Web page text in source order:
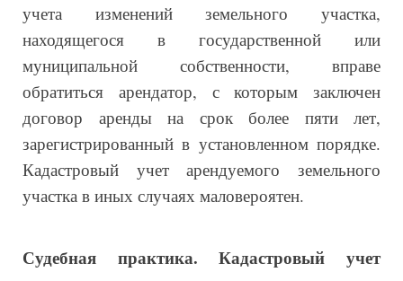
учета изменений земельного участка,
находящегося в государственной или
муниципальной собственности, вправе
обратиться арендатор, с которым заключен
договор аренды на срок более пяти лет,
зарегистрированный в установленном порядке.
Кадастровый учет арендуемого земельного
участка в иных случаях маловероятен.
Судебная практика. Кадастровый учет